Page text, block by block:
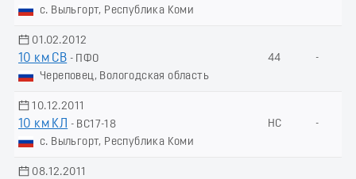
с. Выльгорт, Республика Коми
01.02.2012
10 км СВ - ПФО
Череповец, Вологодская область
44 -
10.12.2011
10 км КЛ
- ВС17-18
с. Выльгорт, Республика Коми
НС -
08.12.2011